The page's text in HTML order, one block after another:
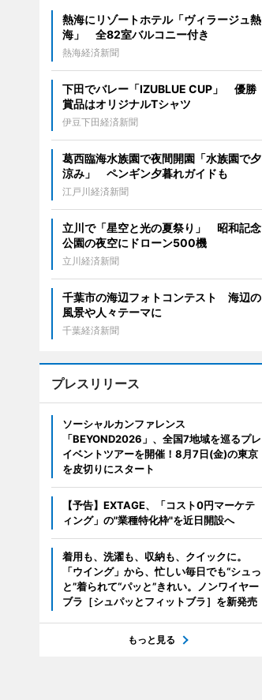
熱海にリゾートホテル「ヴィラージュ熱
海」 全82室バルコニー付き
熱海経済新聞
下田でバレー「IZUBLUE CUP」 優勝
賞品はオリジナルTシャツ
伊豆下田経済新聞
葛西臨海水族園で夜間開園「水族園で夕
涼み」 ペンギン夕暮れガイドも
江戸川経済新聞
立川で「星空と光の夏祭り」 昭和記念
公園の夜空にドローン500機
立川経済新聞
千葉市の海辺フォトコンテスト 海辺の
風景や人々テーマに
千葉経済新聞
プレスリリース
ソーシャルカンファレンス
「BEYOND2026」、全国7地域を巡るプレ
イベントツアーを開催！8月7日(金)の東京
を皮切りにスタート
【予告】EXTAGE、「コスト0円マーケテ
ィング」の"業種特化枠"を近日開設へ
着用も、洗濯も、収納も、クイックに。
「ウイング」から、忙しい毎日でも“シュっ
と”着られて“パッと”きれい。ノンワイヤー
ブラ［シュパッとフィットブラ］を新発売
もっと見る